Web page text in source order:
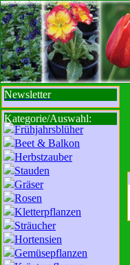
sbisbbib
Newsletter
Kategorie/Auswahl:
Frühjahrsblüher
Beet & Balkon
Herbstzauber
Stauden
Gräser
Rosen
Kletterpflanzen
Sträucher
Hortensien
Gemüsepflanzen